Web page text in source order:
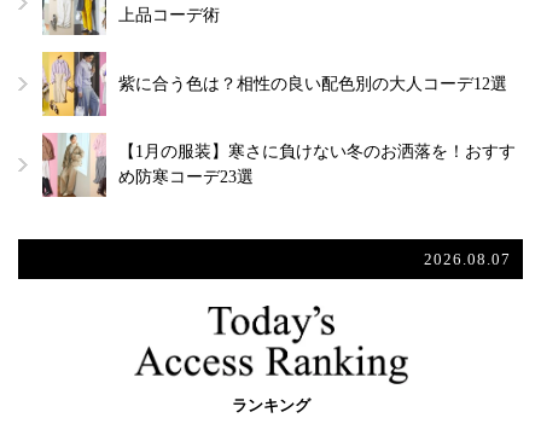
上品コーデ術
紫に合う色は？相性の良い配色別の大人コーデ12選
【1月の服装】寒さに負けない冬のお洒落を！おすす
め防寒コーデ23選
2026.08.07
ランキング